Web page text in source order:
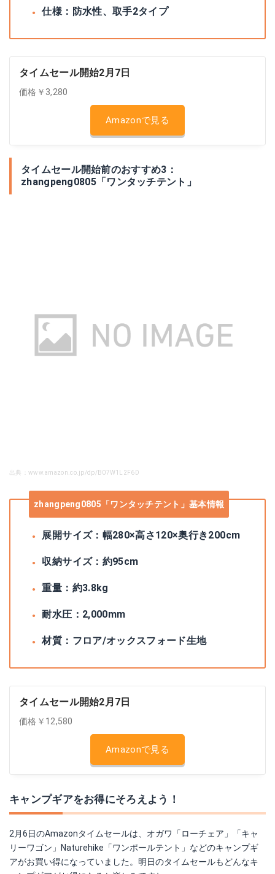
仕様：防水性、取手2タイプ
タイムセール開始2月7日
価格￥3,280
Amazonで見る
タイムセール開始前のおすすめ3：
zhangpeng0805「ワンタッチテント」
出典：www.amazon.co.jp/dp/B07W1L2F6D
zhangpeng0805「ワンタッチテント」基本情報
展開サイズ：幅280×高さ120×奥行き200cm
収納サイズ：約95cm
重量：約3.8kg
耐水圧：2,000mm
材質：フロア/オックスフォード生地
タイムセール開始2月7日
価格￥12,580
Amazonで見る
キャンプギアをお得にそろえよう！
2月6日のAmazonタイムセールは、オガワ「ローチェア」「キャ
リーワゴン」Naturehike「ワンポールテント」などのキャンプギ
アがお買い得になっていました。明日のタイムセールもどんなキ